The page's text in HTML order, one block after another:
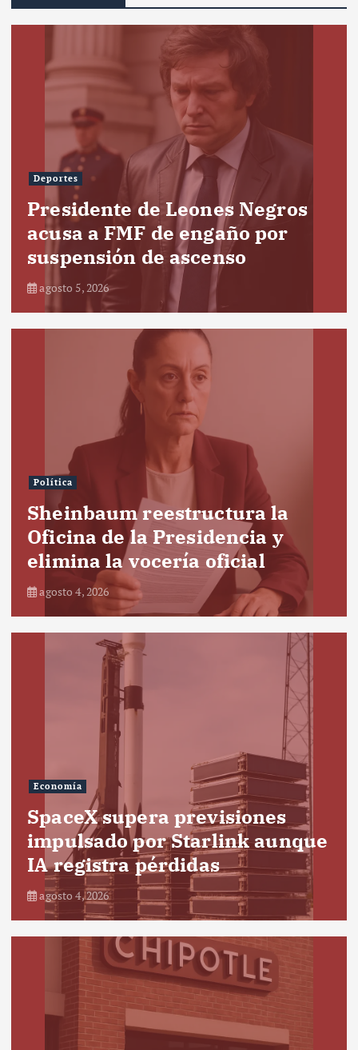
Deportes
Presidente de Leones Negros
acusa a FMF de engaño por
suspensión de ascenso
agosto 5, 2026
Política
Sheinbaum reestructura la
Oficina de la Presidencia y
elimina la vocería oficial
agosto 4, 2026
Economía
SpaceX supera previsiones
impulsado por Starlink aunque
IA registra pérdidas
agosto 4, 2026